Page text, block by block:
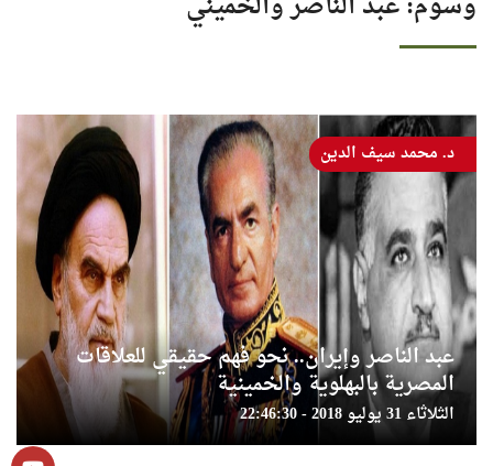
عبد الناصر وإيران.. نحو فهم حقيقي للعلاقات
المصرية بالبهلویة والخمينية
الثلاثاء 31 يوليو 2018 - 22:46:30
د. محمد سيف الدين